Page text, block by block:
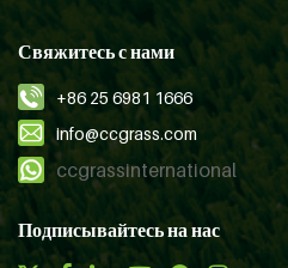
Свяжитесь с нами
+86 25 6981 1666
info@ccgrass.com
ccgrassinternational
Подписывайтесь на нас